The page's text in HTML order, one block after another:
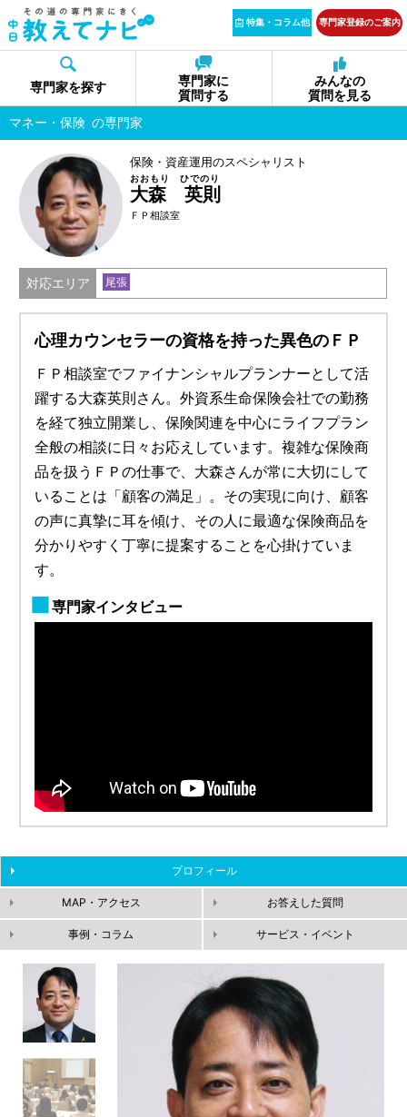
特集・コラム他 専門家登録のご案内
専門家を探す
専門家に
質問する
みんなの
質問を見る
マネー・保険 の専門家
保険・資産運用のスペシャリスト
大森 英則
おおもり ひでのり
ＦＰ相談室
対応エリア 尾張
心理カウンセラーの資格を持った異色のＦＰ
ＦＰ相談室でファイナンシャルプランナーとして活
躍する大森英則さん。外資系生命保険会社での勤務
を経て独立開業し、保険関連を中心にライフプラン
全般の相談に日々お応えしています。複雑な保険商
品を扱うＦＰの仕事で、大森さんが常に大切にして
いることは「顧客の満足」。その実現に向け、顧客
の声に真摯に耳を傾け、その人に最適な保険商品を
分かりやすく丁寧に提案することを心掛けていま
す。
専門家インタビュー
プロフィール
MAP・アクセス お答えした質問
事例・コラム サービス・イベント